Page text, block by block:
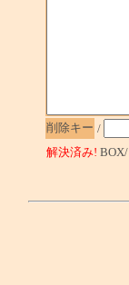
削除キー /
解決済み! BOX/